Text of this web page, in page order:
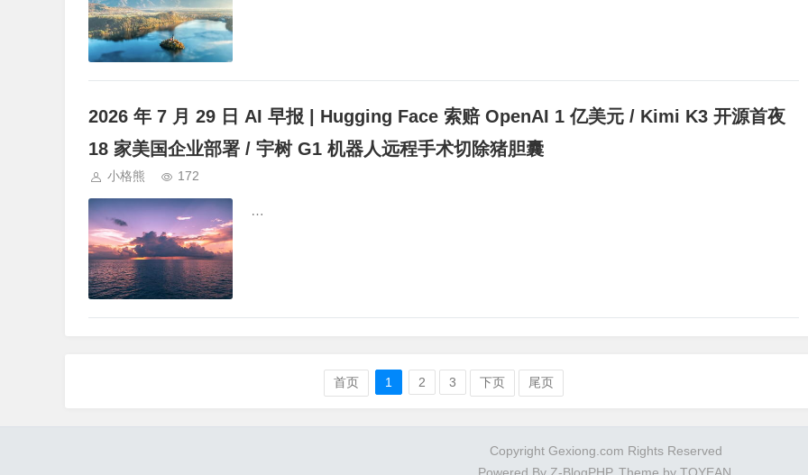
2026 年 7 月 29 日 AI 早报 | Hugging Face 索赔 OpenAI 1 亿美元 / Kimi K3 开源首夜
18 家美国企业部署 / 宇树 G1 机器人远程手术切除猪胆囊
小格熊 172
…
首页 1 2 3 下页 尾页
Copyright Gexiong.com Rights Reserved
Powered By Z-BlogPHP. Theme by TOYEAN